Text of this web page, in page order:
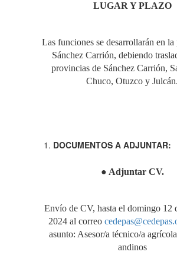
LUGAR Y PLAZO
Las funciones se desarrollarán en
Sánchez Carrión, debiendo
provincias de Sánchez Carrión,
Chuco, Otuzco y Julcán.
DOCUMENTOS A ADJUNTAR:
● Adjuntar CV.
Envío de CV, hasta el domingo 12
2024 al correo
asunto: Asesor/a técnico/a
andinos